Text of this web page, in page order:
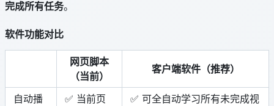
完成所有任务。
软件功能对比
网页脚本
（当前）
客户端软件（推荐）
自动播
✅ 当前页
✅ 可全自动学习所有未完成视